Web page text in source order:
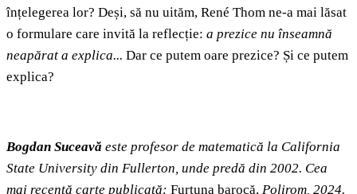
înțelegerea lor? Deși, să nu uităm, René Thom ne-a mai lăsat
o formulare care invită la reflecție: a prezice nu înseamnă
neapărat a explica... Dar ce putem oare prezice? Și ce putem
explica?
Bogdan Suceavă este profesor de matematică la California
State University din Fullerton, unde predă din 2002. Cea
mai recentă carte publicată: Furtuna barocă, Polirom, 2024.